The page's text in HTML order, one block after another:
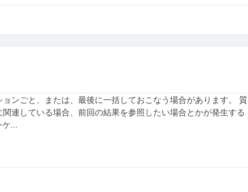
ンごと、または、最後に一括しておこなう場合があります。 質
連している場合、前回の結果を参照したい場合とかが発生する
ケ…